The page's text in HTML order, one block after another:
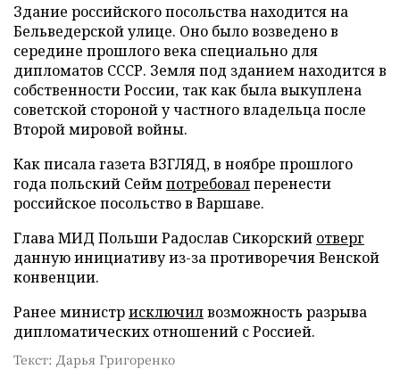
Здание российского посольства находится на
Бельведерской улице. Оно было возведено в
середине прошлого века специально для
дипломатов СССР. Земля под зданием находится в
собственности России, так как была выкуплена
советской стороной у частного владельца после
Второй мировой войны.
Как писала газета ВЗГЛЯД, в ноябре прошлого
года польский Сеймпотребовалперенести
российское посольство в Варшаве.
Глава МИД Польши Радослав Сикорский отверг
данную инициативу из-за противоречия Венской
конвенции.
Ранее министрисключилвозможность разрыва
дипломатических отношений с Россией.
Текст: Дарья Григоренко